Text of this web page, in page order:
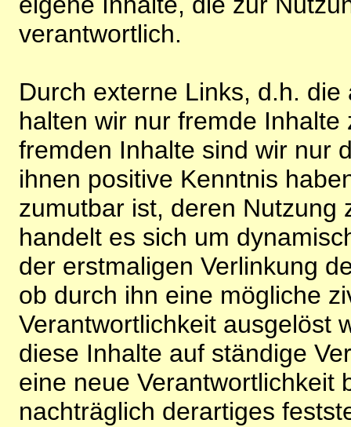
verantwortlich.
Durch externe Links, d.h.
halten wir nur fremde
fremden Inhalte sind wir nur
ihnen positive Kenntnis
zumutbar ist, deren Nutzung
handelt es sich um
der erstmaligen Verlinkung
ob durch ihn eine mögliche
Verantwortlichkeit ausgelöst
diese Inhalte auf ständige
eine neue Verantwortlichkeit
nachträglich derartiges